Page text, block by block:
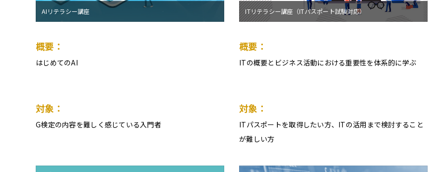
AIリテラシー講座
概要：
はじめてのAI
対象：
G検定の内容を難しく感じている入門者
ITリテラシー講座（ITパスポート試験対応）
概要：
ITの概要とビジネス活動における重要性を体系的に学ぶ
対象：
ITパスポートを取得したい方、ITの活用まで検討すること
が難しい方